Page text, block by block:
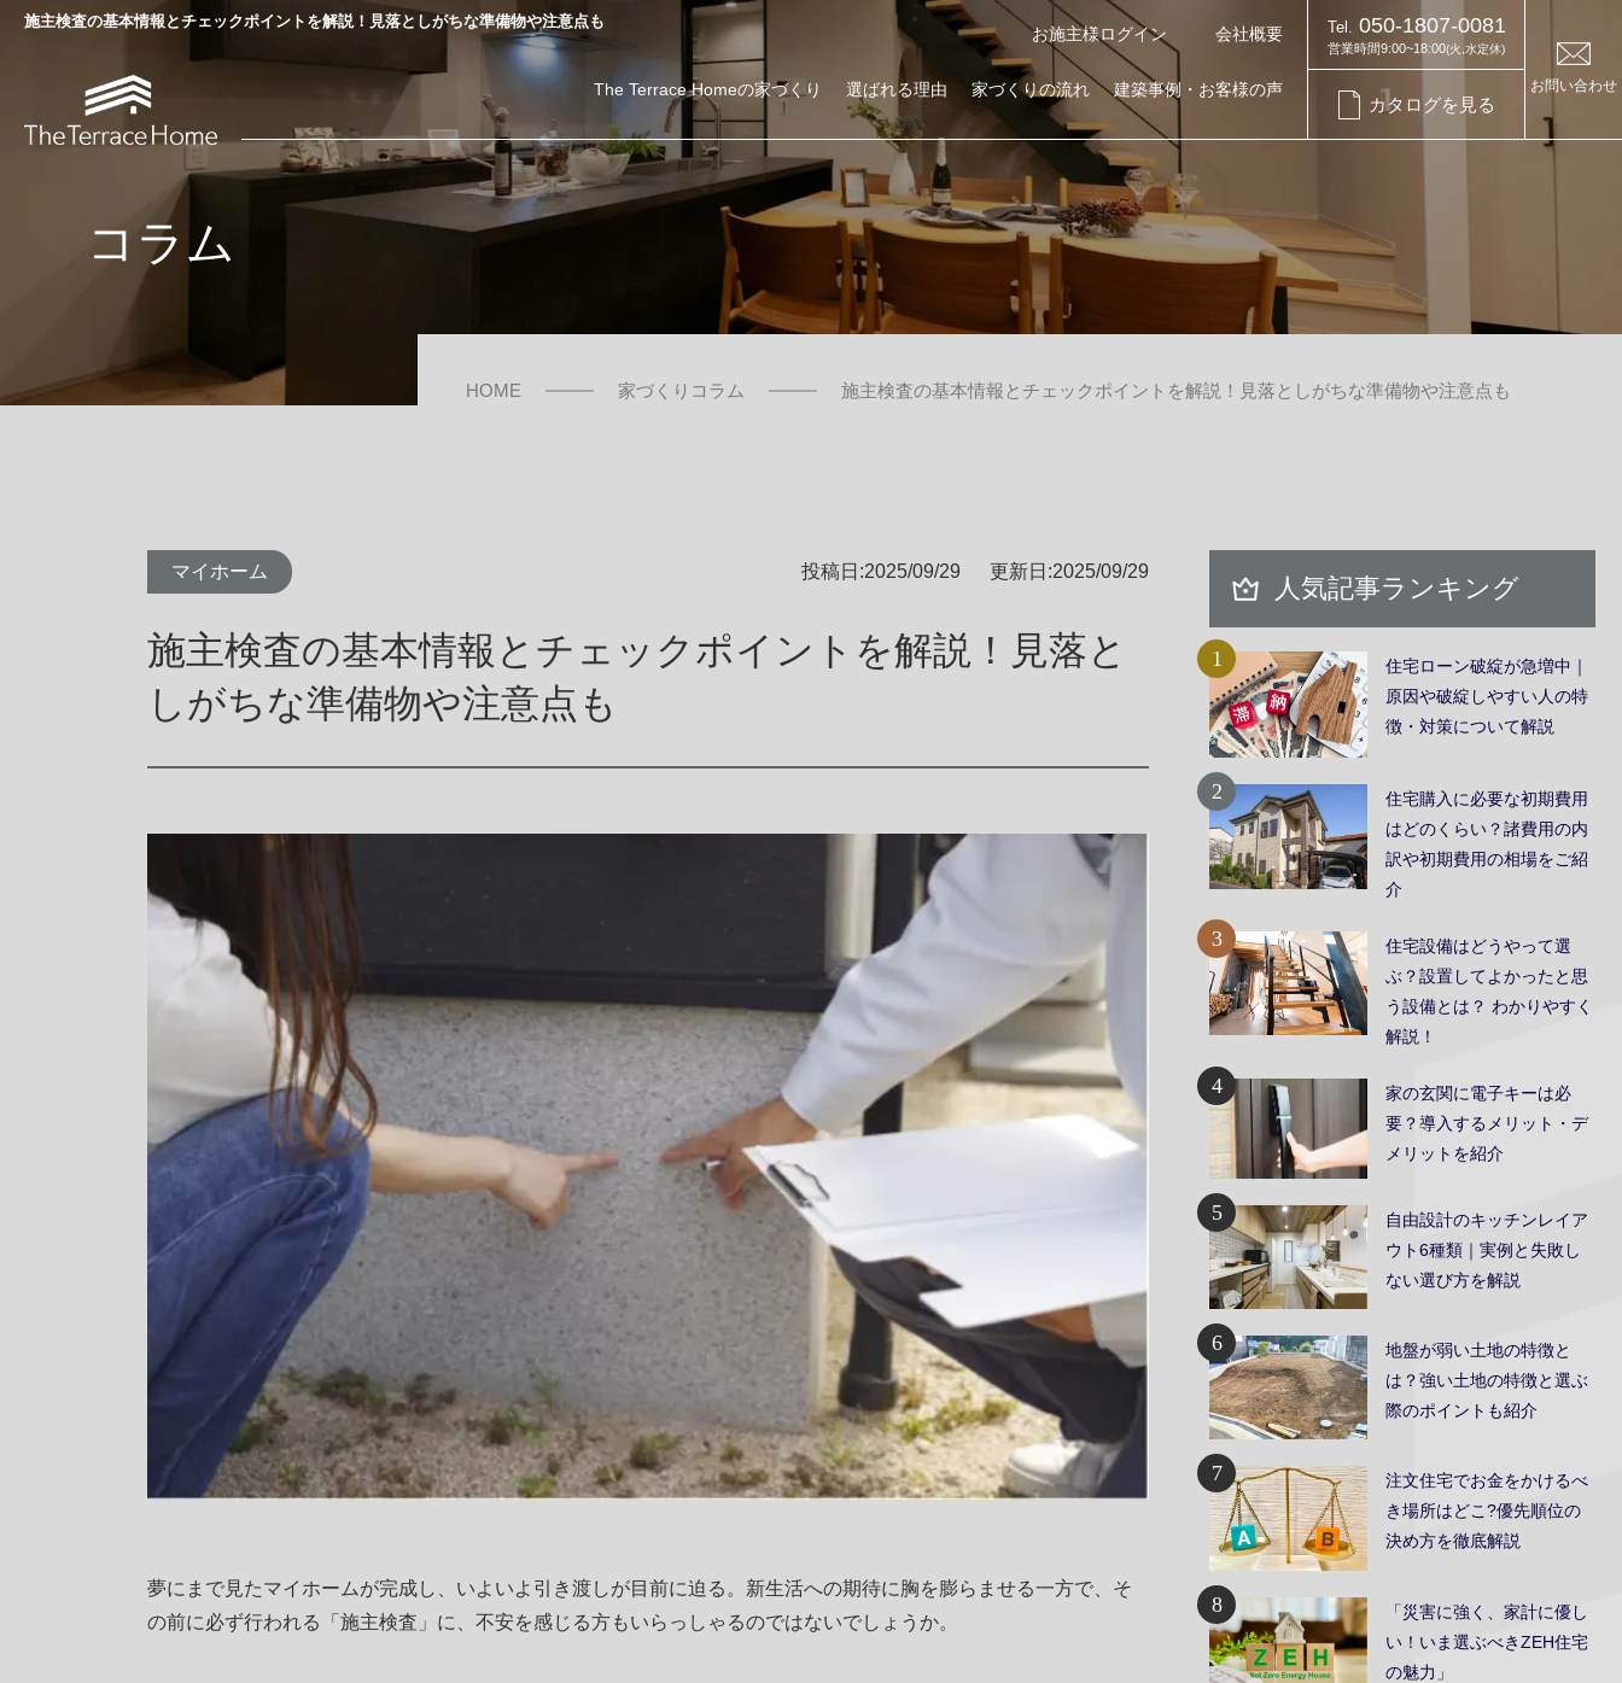
施主検査の基本情報とチェックポイントを解説！見落としがちな準備物や注意点も
お施主様ログイン 会社概要
The Terrace Homeの家づくり 選ばれる理由 家づくりの流れ 建築事例・お客様の声
Tel. 050-1807-0081
営業時間9:00~18:00(火,水定休)
カタログを見る
お問い合わせ
コラム
HOME 家づくりコラム 施主検査の基本情報とチェックポイントを解説！見落としがちな準備物や注意点も
マイホーム 投稿日:2025/09/29 更新日:2025/09/29
施主検査の基本情報とチェックポイントを解説！見落と
しがちな準備物や注意点も
夢にまで見たマイホームが完成し、いよいよ引き渡しが目前に迫る。新生活への期待に胸を膨らませる一方で、そ
の前に必ず行われる「施主検査」に、不安を感じる方もいらっしゃるのではないでしょうか。
人気記事ランキング
1
住宅ローン破綻が急増中｜
原因や破綻しやすい人の特
徴・対策について解説
2
住宅購入に必要な初期費用
はどのくらい？諸費用の内
訳や初期費用の相場をご紹
介
3
住宅設備はどうやって選
ぶ？設置してよかったと思
う設備とは？ わかりやすく
解説！
4
家の玄関に電子キーは必
要？導入するメリット・デ
メリットを紹介
5
自由設計のキッチンレイア
ウト6種類｜実例と失敗し
ない選び方を解説
6
地盤が弱い土地の特徴と
は？強い土地の特徴と選ぶ
際のポイントも紹介
7
注文住宅でお金をかけるべ
き場所はどこ?優先順位の
決め方を徹底解説
8
「災害に強く、家計に優し
い！いま選ぶべきZEH住宅
の魅力」
ローコスト注文住宅を建てるならThe Terrace Home
The Terrace Homeの家づくり
よくあるご質問
商品サービス・性能紹介
お施主様向けオプションサービス
カタログを見る お問い合わせ